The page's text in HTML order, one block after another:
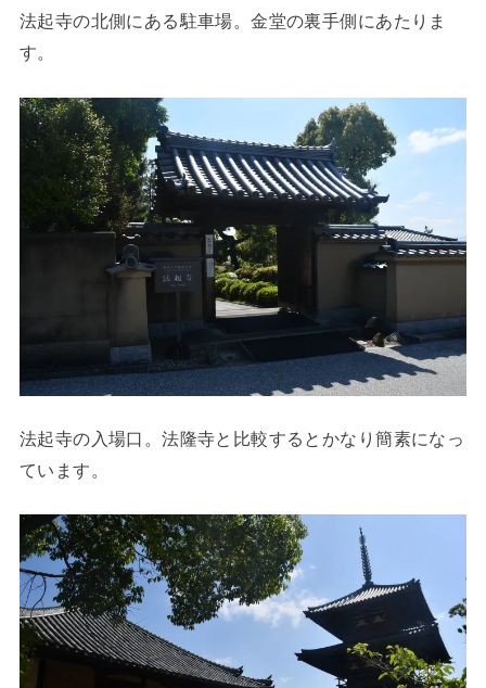
法起寺の北側にある駐車場。金堂の裏手側にあたりま
す。
法起寺の入場口。法隆寺と比較するとかなり簡素になっ
ています。